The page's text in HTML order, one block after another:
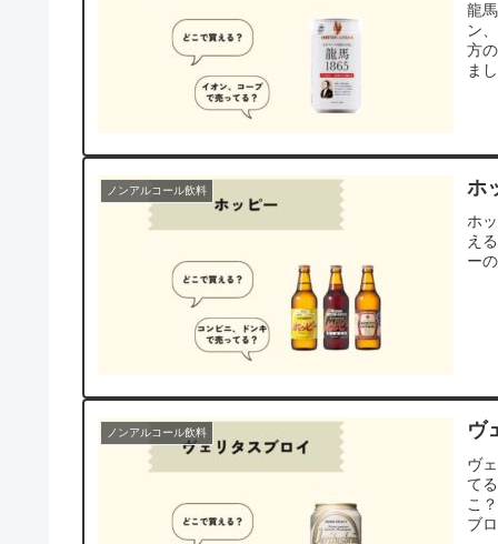
龍
ン
方
ま
ノンアルコール飲料 ホ
ホ
え
ー
ノンアルコール飲料 ヴ
ヴ
て
こ
ブ